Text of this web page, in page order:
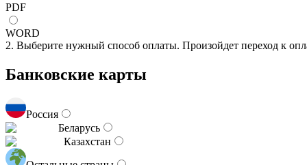
PDF
WORD
2. Выберите нужный способ оплаты. Произойдет переход к
Банковские карты
Россия
Беларусь
Казахстан